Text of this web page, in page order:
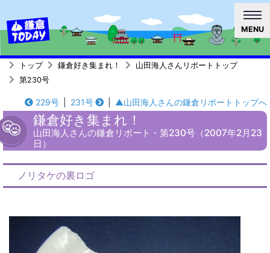
MENU
トップ 鎌倉好き集まれ！
山田海人さんリポートトップ
第230号
229号 231号 ▲山田海人さんの鎌倉リポートトップへ
鎌倉好き集まれ！
山田海人さんの鎌倉リポート・第230号（2007年2月23
日）
ノリタケの裏ロゴ